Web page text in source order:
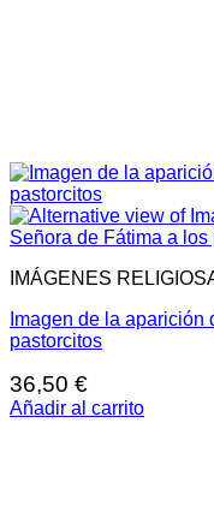
IMÁGENES
Imagen de la
pastorcitos
36,50 €
Añadir al carrito